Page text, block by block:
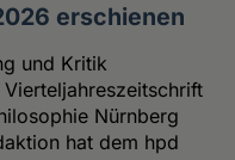
erschienen
und Kritik
Nürnberg
hat dem hpd